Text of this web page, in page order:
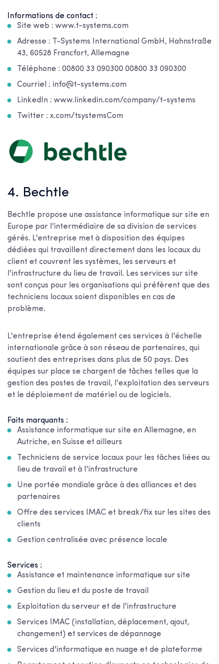
Informations de contact :
Site web : www.t-systems.com
Adresse : T-Systems International GmbH, Hahnstraße
43, 60528 Francfort, Allemagne
Téléphone : 00800 33 090300 00800 33 090300
Courriel : info@t-systems.com
LinkedIn : www.linkedin.com/company/t-systems
Twitter : x.com/tsystemsCom
4. Bechtle
Bechtle propose une assistance informatique sur site en
Europe par l'intermédiaire de sa division de services
gérés. L'entreprise met à disposition des équipes
dédiées qui travaillent directement dans les locaux du
client et couvrent les systèmes, les serveurs et
l'infrastructure du lieu de travail. Les services sur site
sont conçus pour les organisations qui préfèrent que des
techniciens locaux soient disponibles en cas de
problème.
L'entreprise étend également ces services à l'échelle
internationale grâce à son réseau de partenaires, qui
soutient des entreprises dans plus de 50 pays. Des
équipes sur place se chargent de tâches telles que la
gestion des postes de travail, l'exploitation des serveurs
et le déploiement de matériel ou de logiciels.
Faits marquants :
Assistance informatique sur site en Allemagne, en
Autriche, en Suisse et ailleurs
Techniciens de service locaux pour les tâches liées au
lieu de travail et à l'infrastructure
Une portée mondiale grâce à des alliances et des
partenaires
Offre des services IMAC et break/fix sur les sites des
clients
Gestion centralisée avec présence locale
Services :
Assistance et maintenance informatique sur site
Gestion du lieu et du poste de travail
Exploitation du serveur et de l'infrastructure
Services IMAC (installation, déplacement, ajout,
changement) et services de dépannage
Services d'informatique en nuage et de plateforme